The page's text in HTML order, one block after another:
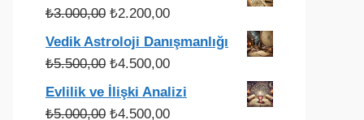
₺3.000,00 Orijinal
fiyat:
₺3.000,00.
₺2.200,00Şu
fiyat:
Vedik Astroloji Danışmanlığı
₺5.500,00 Orijinal
fiyat:
₺5.500,00.
₺4.500,00Şu
andaki
fiyat:
Evlilik ve İlişki Analizi
₺5.000,00 Orijinal
₺4.500,00Şu